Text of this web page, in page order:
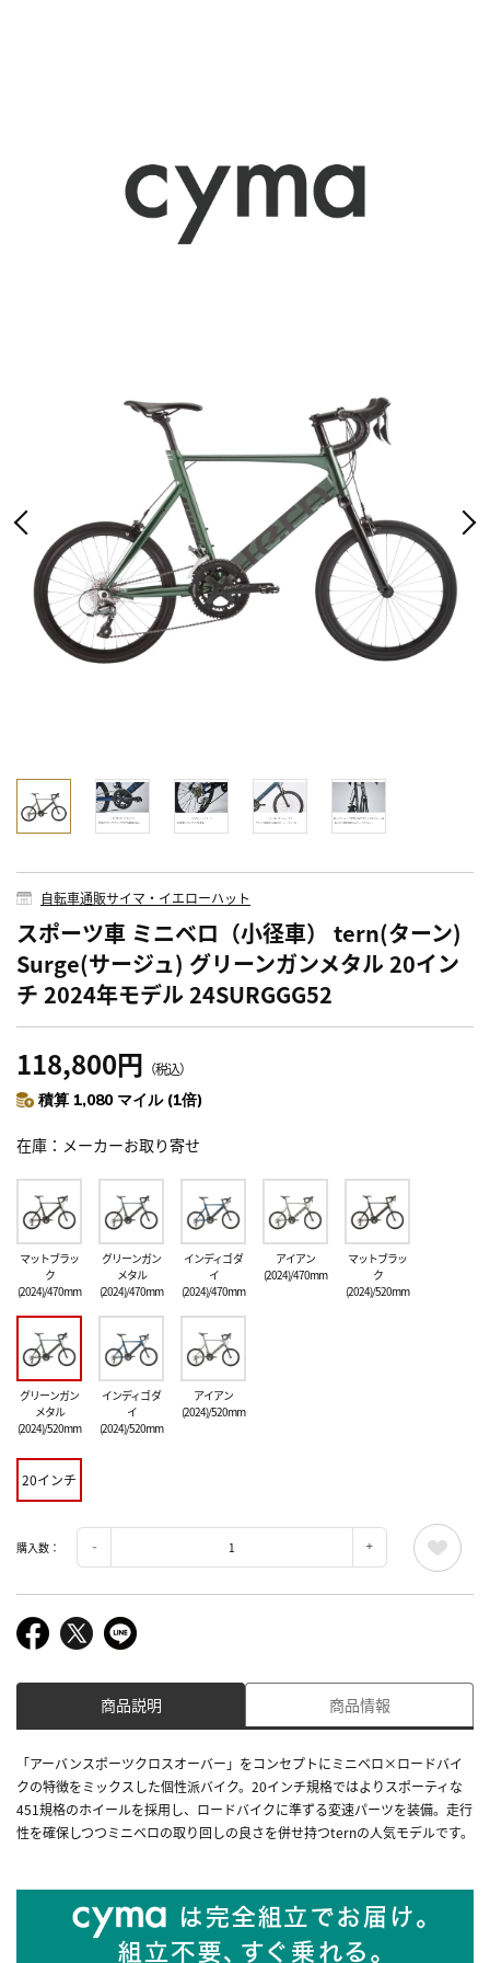
自転車通販サイマ・イエローハット
スポーツ車 ミニベロ（小径車） tern(ターン)
Surge(サージュ) グリーンガンメタル 20イン
チ 2024年モデル 24SURGGG52
118,800円 （税込）
積算 1,080 マイル (1倍)
在庫 メーカーお取り寄せ
マットブラッ
ク
(2024)/470mm
グリーンガン
メタル
(2024)/470mm
インディゴ ダ
イ
(2024)/470mm
アイアン
(2024)/470mm
マットブラッ
ク
(2024)/520mm
グリーンガン
メタル
(2024)/520mm
インディゴ ダ
イ
(2024)/520mm
アイアン
(2024)/520mm
20インチ
購入数：
商品説明 商品情報
「アーバンスポーツクロスオーバー」をコンセプトにミニベロ×ロードバイ
クの特徴をミックスした個性派バイク。20インチ規格ではよりスポーティな
451規格のホイールを採用し、ロードバイクに準ずる変速パーツを装備。走行
性を確保しつつミニベロの取り回しの良さを併せ持つternの人気モデルです。